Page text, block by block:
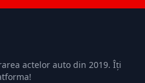
actelor auto din 2019. Îți